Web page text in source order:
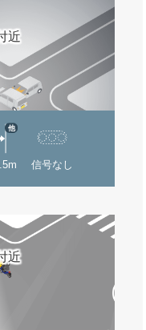
近
他
信号なし
近